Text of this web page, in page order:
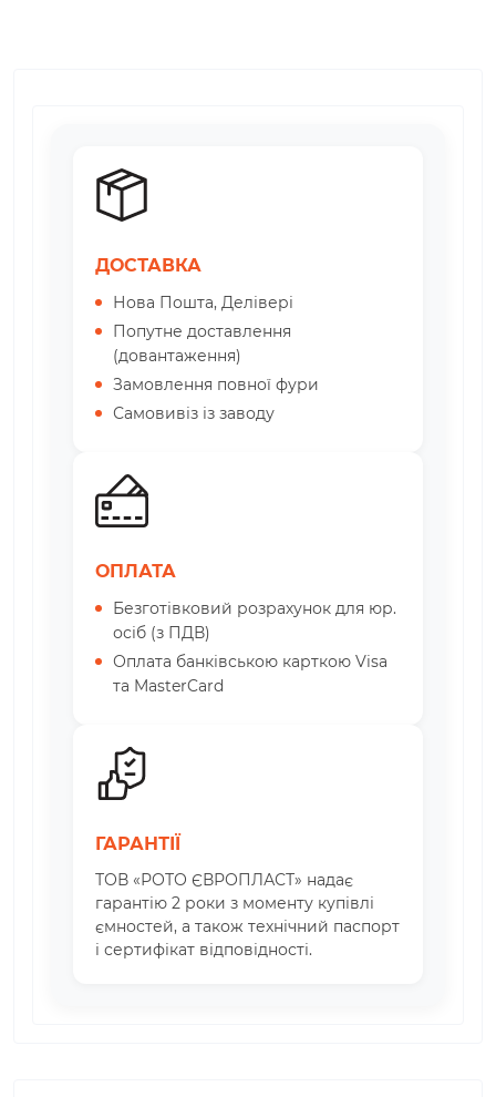
ДОСТАВКА
Нова Пошта, Делівері
Попутне доставлення
(довантаження)
Замовлення повної фури
Самовивіз із заводу
ОПЛАТА
Безготівковий розрахунок для юр.
осіб (з ПДВ)
Оплата банківською карткою Visa
та MasterCard
ГАРАНТІЇ
ТОВ «РОТО ЄВРОПЛАСТ» надає
гарантію 2 роки з моменту купівлі
ємностей, а також технічний паспорт
і сертифікат відповідності.